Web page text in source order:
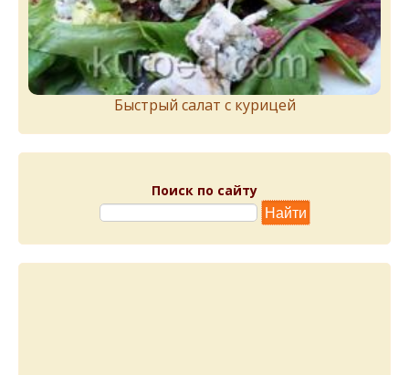
Быстрый салат с курицей
Поиск по сайту